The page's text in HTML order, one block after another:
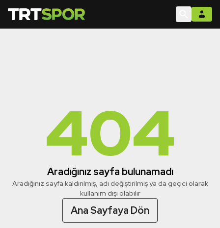
404
Aradığınız sayfa bulunamadı
Aradığınız sayfa kaldırılmış, adı değiştirilmiş ya da geçici olarak
kullanım dışı olabilir
Ana Sayfaya Dön